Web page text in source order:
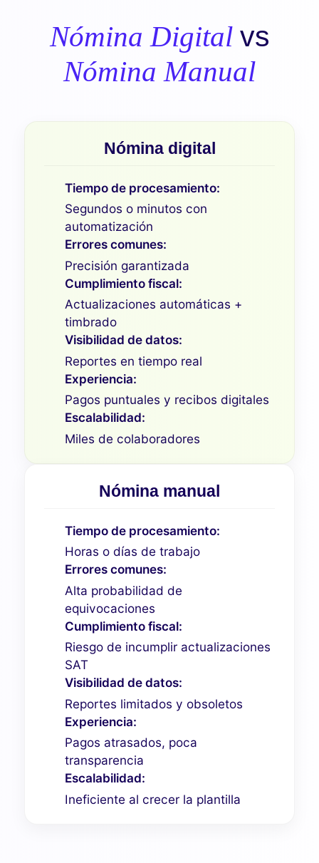
Nómina Digital vs
Nómina Manual
Nómina digital
Tiempo de procesamiento:
Segundos o minutos con
automatización
Errores comunes:
Precisión garantizada
Cumplimiento fiscal:
Actualizaciones automáticas +
timbrado
Visibilidad de datos:
Reportes en tiempo real
Experiencia:
Pagos puntuales y recibos digitales
Escalabilidad:
Miles de colaboradores
Nómina manual
Tiempo de procesamiento:
Horas o días de trabajo
Errores comunes:
Alta probabilidad de
equivocaciones
Cumplimiento fiscal:
Riesgo de incumplir actualizaciones
SAT
Visibilidad de datos:
Reportes limitados y obsoletos
Experiencia:
Pagos atrasados, poca
transparencia
Escalabilidad:
Ineficiente al crecer la plantilla